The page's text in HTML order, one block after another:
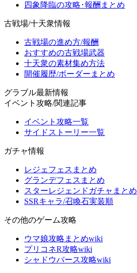
四象降臨の攻略･報酬まとめ
古戦場/十天衆情報
古戦場の進め方/報酬
おすすめの古戦場武器
十天衆の素材集め方法
開催履歴/ボーダーまとめ
グラブル最新情報
イベント攻略/関連記事
イベント攻略一覧
サイドストーリー一覧
ガチャ情報
レジェフェスまとめ
グランデフェスまとめ
スターレジェンドガチャまとめ
SSRキャラ/召喚石実装順
その他のゲーム攻略
ウマ娘攻略まとめwiki
プリコネR攻略wiki
シャドウバース攻略wiki